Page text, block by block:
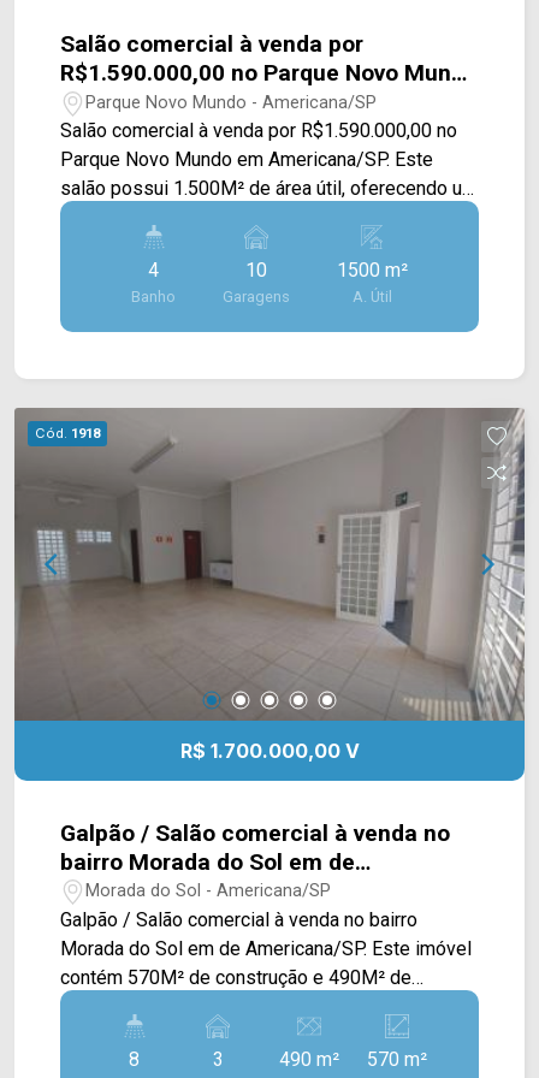
Salão comercial à venda por
R$1.590.000,00 no Parque Novo Mundo
em Americana/SP
Parque Novo Mundo - Americana/SP
Salão comercial à venda por R$1.590.000,00 no
Parque Novo Mundo em Americana/SP. Este
salão possui 1.500M² de área útil, oferecendo um
amplo espaço disponível, cozinha industrial com
churrasqueira e piscina. > 04 banheiros; > 10
vagas de garagem. Esta localizado próximo a Av.
de Cillo e Av. Campos do Jordão, conta com fácil
acesso a Av. Giaconda Cibin e a Rod. Luiz de
(19) 3475-4546 ARBIX IMÓVEIS - Presente em
cada mudança!
4
Banho
10
Garagens
1500 m²
A. Útil
Cód. 1918
R$ 1.700.000,00 V
Galpão / Salão comercial à venda no
bairro Morada do Sol em de
Americana/SP
Morada do Sol - Americana/SP
Galpão / Salão comercial à venda no bairro
Morada do Sol em de Americana/SP. Este imóvel
contém 570M² de construção e 490M² de
terreno, possuindo 02 amplos salões, o primeiro
possuindo 240M² de terreno e 279M² de
construção, e o segundo possuindo 250M² de
8 3 490 m² 570 m²